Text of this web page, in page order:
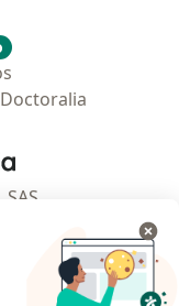
Página de inicio